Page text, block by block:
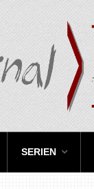
SERIEN